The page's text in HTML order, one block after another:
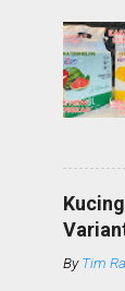
ByTim